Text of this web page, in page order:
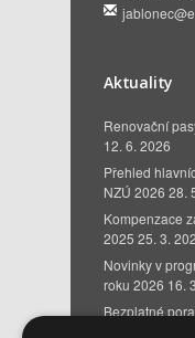
Aktuality
Renovační
12. 6. 2026
Přehled
NZÚ 2026 28.
Kompenzace
2025 25. 3.
Novinky v
roku 2026 16.
Bezplatné